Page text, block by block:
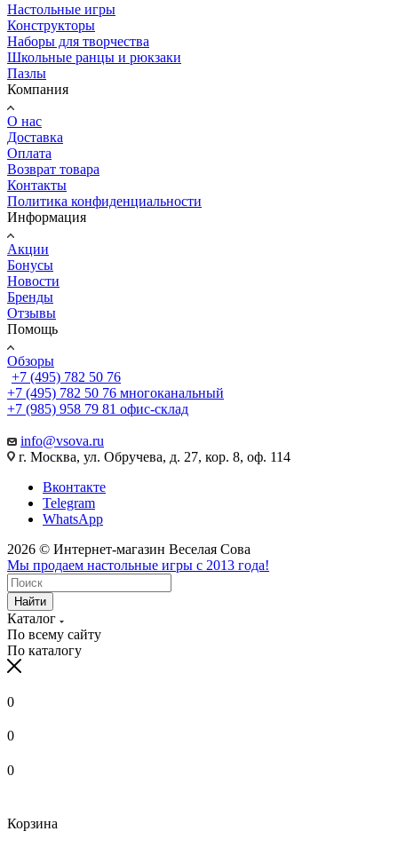
Настольные игры
Конструкторы
Наборы для творчества
Школьные ранцы и рюкзаки
Пазлы
Компания
О нас
Доставка
Оплата
Возврат товара
Контакты
Политика конфиденциальности
Информация
Акции
Бонусы
Новости
Бренды
Отзывы
Помощь
Обзоры
+7 (495) 782 50 76
+7 (495) 782 50 76 многоканальный
+7 (985) 958 79 81 офис-склад
info@vsova.ru
г. Москва, ул. Обручева, д. 27, кор. 8, оф. 114
Вконтакте
Telegram
WhatsApp
2026 © Интернет-магазин Веселая Сова
Мы продаем настольные игры с 2013 года!
Найти
Каталог
По всему сайту
По каталогу
0
0
0
Корзина